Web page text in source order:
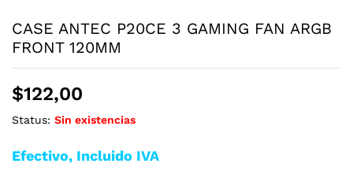
CASE ANTEC P20CE 3 GAMING FAN ARGB
FRONT 120MM
$122,00
Status: Sin existencias
Efectivo, Incluido IVA